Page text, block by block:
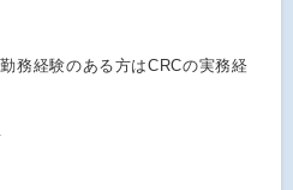
務経験のある方はCRCの実務経